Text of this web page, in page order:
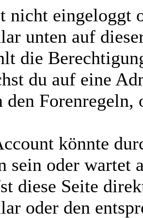
nicht eingeloggt
unten auf
die
du auf eine
den Forenregeln,
könnte
sein oder wartet
diese Seite
oder den